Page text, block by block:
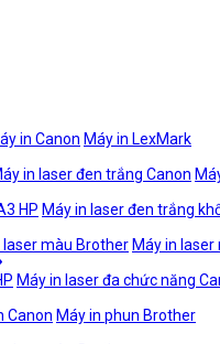
in Canon Máy in LexMark
in laser đen trắng Canon
HP Máy in laser đen trắng
laser màu Brother Máy in laser
Máy in laser đa chức năng
Canon Máy in phun Brother